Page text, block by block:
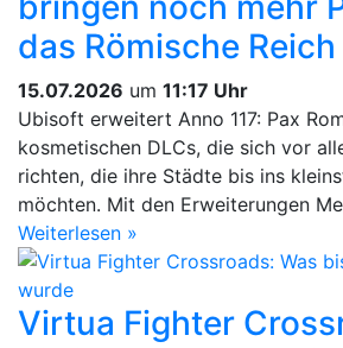
das Römische Reich
15.07.2026 um 11:17 Uhr
Ubisoft erweitert Anno 117: Pax
kosmetischen DLCs, die sich vor
richten, die ihre Städte bis ins
möchten. Mit den Erweiterungen
Weiterlesen »
Virtua Fighter